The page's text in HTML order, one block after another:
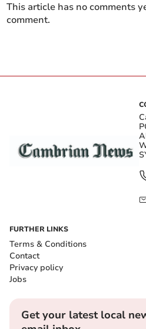
This article has no comments
comment.
FURTHER LINKS
Terms & Conditions
Contact
Privacy policy
Jobs
Get your latest local